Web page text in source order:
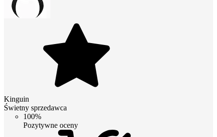
Kinguin
Świetny sprzedawca
100%
Pozytywne oceny